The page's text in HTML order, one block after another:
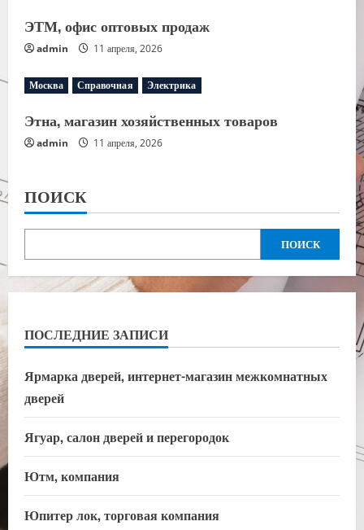
ЭТМ, офис оптовых продаж
admin 11 апреля, 2026
Москва Справочная Электрика
Этна, магазин хозяйственных товаров
admin 11 апреля, 2026
ПОИСК
ПОИСК
ПОСЛЕДНИЕ ЗАПИСИ
Ярмарка дверей, интернет-магазин межкомнатных
дверей
Ягуар, салон дверей и перегородок
Ютм, компания
Юпитер лок, торговая компания